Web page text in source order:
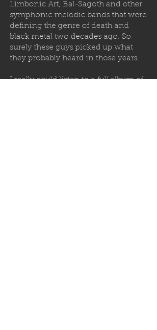
Limbonic Art, Bal-Sagoth and other
symphonic melodic bands that were
defining the genre of death and
black metal two decades ago. So
surely these guys picked up what
they probably heard in those years.
I really could listen to a full album of